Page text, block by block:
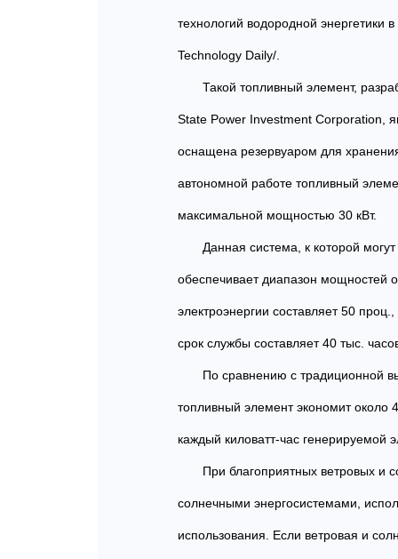
технологий водородной
Technology Daily/.
Такой топливный элемент,
State Power Investment Corporation,
оснащена резервуаром для
автономной работе топливный
максимальной мощностью 30 кВт.
Данная система, к которой
обеспечивает диапазон мощностей
электроэнергии составляет 50
срок службы составляет 40 тыс.
По сравнению с традиционной
топливный элемент экономит около
каждый киловатт-час генерируемой
При благоприятных ветровых и
солнечными энергосистемами,
использования. Если ветровая и